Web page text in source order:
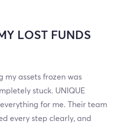
LOST FUNDS
my assets frozen was
stuck. UNIQUE
everything for me. Their team
every step clearly, and